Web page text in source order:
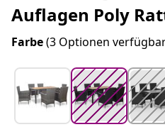
Auflagen Poly
Farbe(3 Optionen